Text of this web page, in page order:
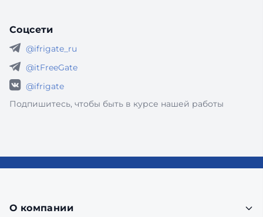
Соцсети
@ifrigate_ru
@itFreeGate
@ifrigate
Подпишитесь, чтобы быть в курсе нашей работы
О компании